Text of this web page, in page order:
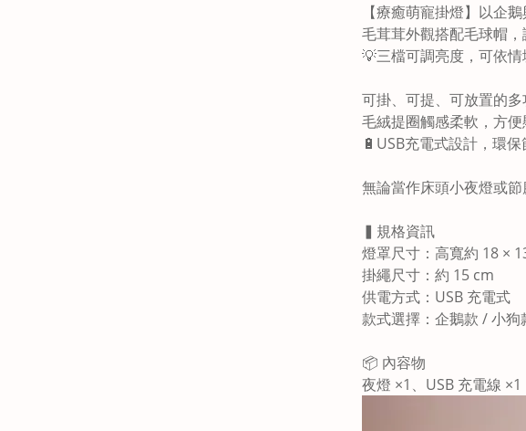
【療癒萌寵掛燈】以企
毛茸茸外觀搭配毛球帽
💡三檔可調亮度，可依
可掛、可提、可放置的多
毛絨提圈觸感柔軟，方便
🔋USB充電式設計，環
無論當作床頭小夜燈或
▍規格資訊
燈罩尺寸：高寬約 18 ×
掛繩尺寸：約 15 cm
供電方式：USB 充電式
款式選擇：企鵝款 / 小狗
📦 內容物
夜燈 ×1、USB 充電線 ×1